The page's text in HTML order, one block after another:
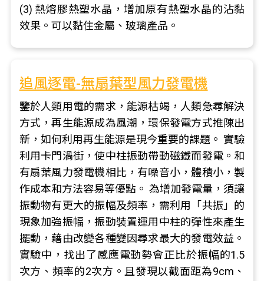
(3) 熱熔膠熱塑水晶，增加原有熱塑水晶的沾黏
效果。可以黏住金屬、玻璃產品。
追風逐電-無扇葉型風力發電機
鑒於人類用電的需求，能源枯竭，人類急尋解決
方式，再生能源成為風潮，環保發電方式推陳出
新，如何利用再生能源是現今重要的課題。 實驗
利用卡門渦街，使中柱振動帶動磁鐵而發電。和
有扇葉風力發電機相比，有噪音小，體積小，製
作成本和方法容易等優點。 為增加發電量，須讓
振動物有更大的振幅及頻率，需利用「共振」的
現象加強振幅，振動裝置運用中柱的彈性來產生
擺動，藉由改變各種變因尋求最大的發電效益。
實驗中，找出了感應電動勢會正比於振幅的1.5
次方、頻率的2次方。且發現以截面距為9cm、